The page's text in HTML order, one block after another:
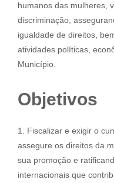
humanos das mulheres,
discriminação,
igualdade de direitos,
atividades políticas,
Município.
Objetivos
1. Fiscalizar e exigir o
assegure os direitos da
sua promoção e
internacionais que